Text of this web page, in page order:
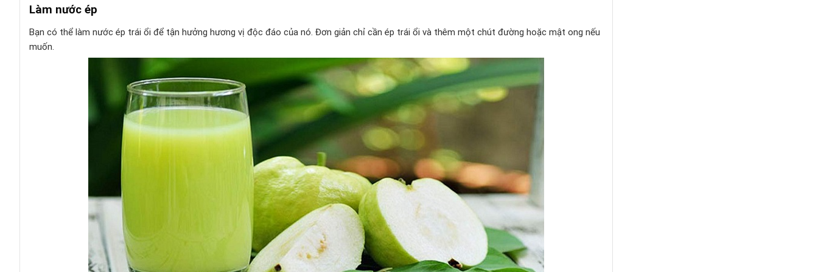
Làm nước ép
Bạn có thể làm nước ép trái ổi để tận hưởng hương vị độc đáo của nó. Đơn giản chỉ cần ép trái ổi và thêm một chút đường hoặc mật ong nếu
muốn.